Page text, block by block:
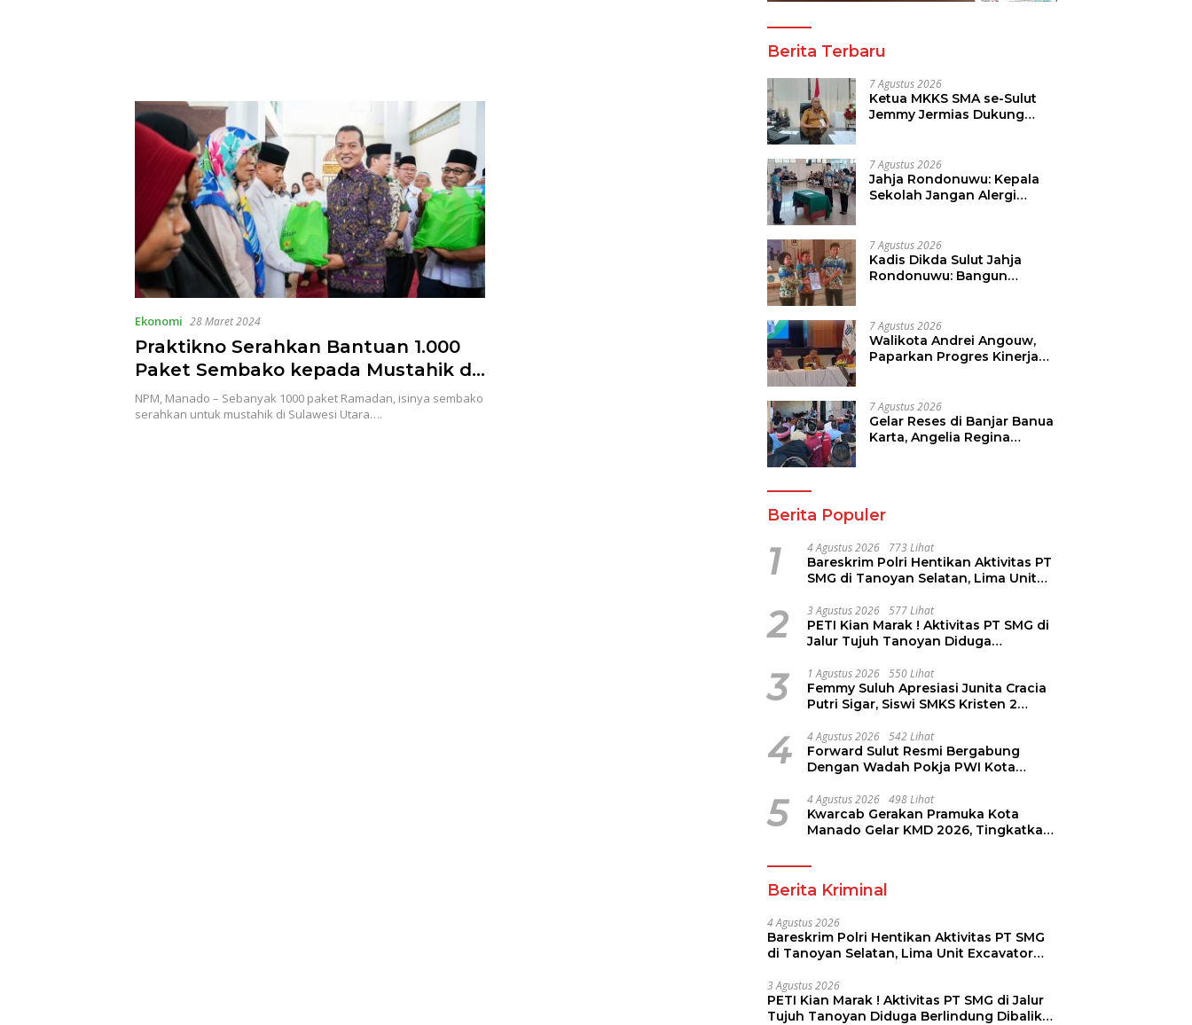
Ekonomi 28 Maret 2024
Praktikno Serahkan Bantuan 1.000
Paket Sembako kepada Mustahik di
Masjid Raya Ahmad Yani Manado
NPM, Manado – Sebanyak 1000 paket Ramadan, isinya sembako
serahkan untuk mustahik di Sulawesi Utara….
Berita Terbaru
7 Agustus 2026
Ketua MKKS SMA se-Sulut
Jemmy Jermias Dukung
7 Agustus 2026
Jahja Rondonuwu: Kepala
Sekolah Jangan Alergi
7 Agustus 2026
Kadis Dikda Sulut Jahja
Rondonuwu: Bangun
7 Agustus 2026
Walikota Andrei Angouw,
Paparkan Progres Kinerja
Hilirisasi/BKPM
7 Agustus 2026
Gelar Reses di Banjar Banua
Karta, Angelia Regina
Berita Populer
1 4 Agustus 2026 773 Lihat
Bareskrim Polri Hentikan Aktivitas PT
SMG di Tanoyan Selatan, Lima Unit
2 3 Agustus 2026 577 Lihat
PETI Kian Marak ! Aktivitas PT SMG di
Jalur Tujuh Tanoyan Diduga
3 1 Agustus 2026 550 Lihat
Femmy Suluh Apresiasi Junita Cracia
Putri Sigar, Siswi SMKS Kristen 2
Dikmen Nasional 2026
4 4 Agustus 2026 542 Lihat
Forward Sulut Resmi Bergabung
Dengan Wadah Pokja PWI Kota
5 4 Agustus 2026 498 Lihat
Kwarcab Gerakan Pramuka Kota
Manado Gelar KMD 2026, Tingkatkan
Pramuka
Berita Kriminal
4 Agustus 2026
Bareskrim Polri Hentikan Aktivitas PT SMG
di Tanoyan Selatan, Lima Unit Excavator
3 Agustus 2026
PETI Kian Marak ! Aktivitas PT SMG di Jalur
Tujuh Tanoyan Diduga Berlindung Dibalik